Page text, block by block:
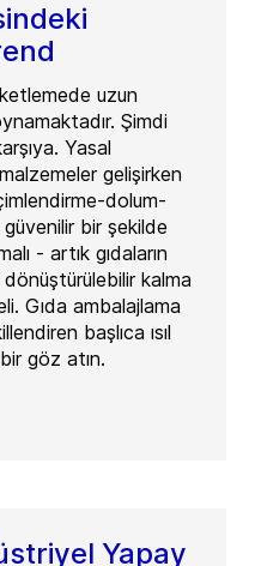
uzun
Şimdi
Yasal
gelişirken
dolum-
bir şekilde
- artık gıdaların
kalma
Gıda ambalajlama
başlıca ısıl
göz atın.
Yapay